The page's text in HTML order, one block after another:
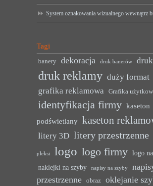
System oznakowania wizualnego wewnątrz
Tagi
banery dekoracja druk banerów
druk reklamy duży format
grafika reklamowa Grafika
identyfikacja firmy kaseton
podświetlany kaseton
litery 3D litery przestrzenne
pleksi logo logo firmy logo
naklejki na szyby
napisy na szyby
przestrzenne
obraz oklejanie